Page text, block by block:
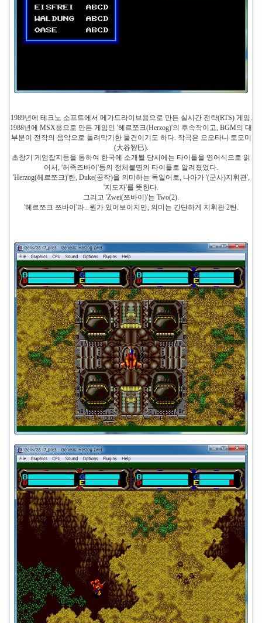
1989년에 테크노 소프트에서 메가드라이브용으로 만든 실시간 전략(RTS) 게임.
1988년에 MSX용으로 만든 게임인 '헤르쪼크(Herzog)'의 후속작이고, BGM의 대
부분이 전작의 음악으로 돌려막기한 물건이기도 하다. 작곡은 오오타니 토모미
(大谷智巳).
초창기 게임잡지등을 통하여 한국에 소개될 당시에는 타이틀을 영어식으로 읽
어서, '허족즈바이'등의 정체불명의 타이틀로 알려졌었다.
'Herzog(헤르쪼크)'란, Duke(공작)을 의미하는 독일어로, 나아가 '(군사)지휘관',
'지도자'를 뜻한다.
그리고 'Zwei(쯔바이)'는 Two(2).
'헤르쪼크 쯔바이'라.. 뭔가 있어보이지만, 의미는 간단하게 지휘관 2탄.